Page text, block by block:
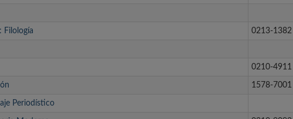
Filología 0213-1382
0210-4911
1578-7001
Periodístico